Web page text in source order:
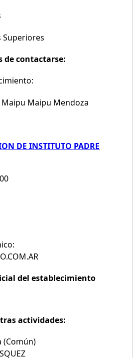
Superiores
de contactarse:
Maipu Maipu Mendoza
DE INSTITUTO PADRE
del establecimiento
actividades:
(Común)